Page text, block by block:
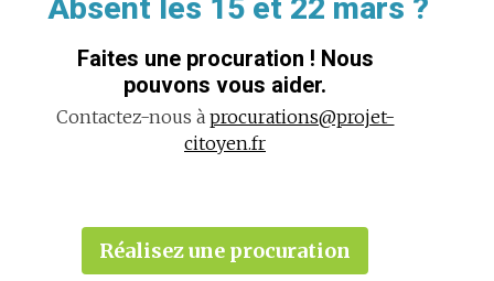
Absent les 15 et 22 mars ?
Faites une procuration ! Nous
pouvons vous aider.
Contactez-nous à procurations@projet-
citoyen.fr
Réalisez une procuration